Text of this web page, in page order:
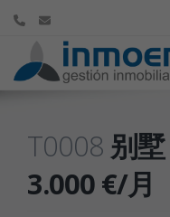
T0008 别
3.000 €/月